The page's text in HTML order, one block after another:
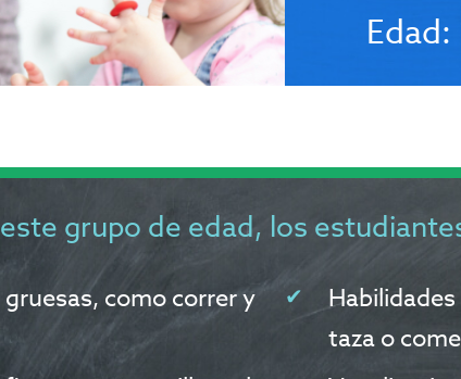
grupo de edad, los
como correr y
taza o